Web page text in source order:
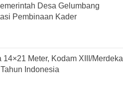
Desa Gelumbang
Pembinaan Kader
Meter, Kodam XIII/Merdeka
Indonesia